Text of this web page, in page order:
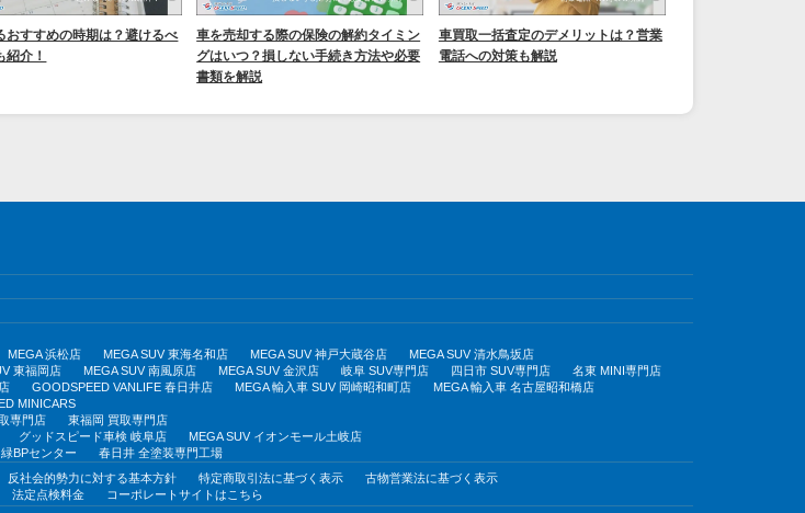
おすすめの時期は？避けるべ
紹介！
車を売却する際の保険の解約タイミン
グはいつ？損しない手続き方法や必要
書類を解説
車買取一括査定のデメリットは？営業
電話への対策も解説
MEGA 浜松店 MEGA SUV 東海名和店 MEGA SUV 神戸大蔵谷店
MEGA SUV 清水鳥坂店
東福岡店 MEGA SUV 南風原店 MEGA SUV 金沢店 岐阜 SUV専門店 四日市 SUV専門店
名東 MINI専門店
GOODSPEED VANLIFE 春日井店 MEGA 輸入車 SUV 岡崎昭和町店
MEGA 輸入車 名古屋昭和橋店
MINICARS
専門店
東福岡 買取専門店
グッドスピード車検 岐阜店
MEGA SUV イオンモール土岐店
緑BPセンター
春日井 全塗装専門工場
反社会的勢力に対する基本方針 特定商取引法に基づく表示
古物営業法に基づく表示
法定点検料金
コーポレートサイトはこちら